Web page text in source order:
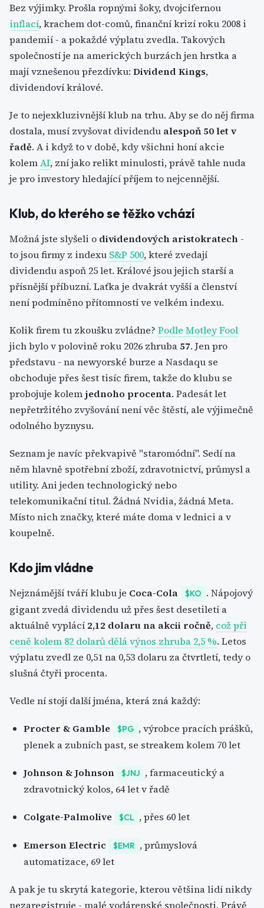
Bez výjimky. Prošla ropnými šoky, dvojcifernou
inflací, krachem dot-comů, finanční krizí roku 2008 i
pandemií - a pokaždé výplatu zvedla. Takových
společností je na amerických burzách jen hrstka a
mají vznešenou přezdívku: Dividend Kings,
dividendoví králové.
Je to nejexkluzivnější klub na trhu. Aby se do něj firma
dostala, musí zvyšovat dividendu alespoň 50 let v
řadě. A i když to v době, kdy všichni honí akcie
kolemAI, zní jako relikt minulosti, právě tahle nuda
je pro investory hledající příjem to nejcennější.
Klub, do kterého se těžko vchází
Možná jste slyšeli o dividendových aristokratech -
to jsou firmy z indexu S&P 500, které zvedají
dividendu aspoň 25 let. Králové jsou jejich starší a
přísnější příbuzní. Laťka je dvakrát vyšší a členství
není podmíněno přítomností ve velkém indexu.
Kolik firem tu zkoušku zvládne? Podle Motley Fool
jich bylo v polovině roku 2026 zhruba 57. Jen pro
představu - na newyorské burze a Nasdaqu se
obchoduje přes šest tisíc firem, takže do klubu se
probojuje kolemjednoho procenta. Padesát let
nepřetržitého zvyšování není věc štěstí, ale výjimečně
odolného byznysu.
Seznam je navíc překvapivě "staromódní". Sedí na
něm hlavně spotřební zboží, zdravotnictví, průmysl a
utility. Ani jeden technologický nebo
telekomunikační titul. Žádná Nvidia, žádná Meta.
Místo nich značky, které máte doma v lednici a v
koupelně.
Kdo jim vládne
Nejznámější tváří klubu je Coca-Cola $KO . Nápojový
gigant zvedá dividendu už přes šest desetiletí a
aktuálně vyplácí 2,12 dolaru na akcii ročně, což při
ceně kolem 82 dolarů dělá výnos zhruba 2,5 %. Letos
výplatu zvedl ze 0,51 na 0,53 dolaru za čtvrtletí, tedy o
slušná čtyři procenta.
Vedle ní stojí další jména, která zná každý:
Procter & Gamble $PG , výrobce pracích prášků,
plenek a zubních past, se streakem kolem 70 let
Johnson & Johnson $JNJ , farmaceutický a
zdravotnický kolos, 64 let v řadě
Colgate-Palmolive $CL , přes 60 let
Emerson Electric $EMR , průmyslová
automatizace, 69 let
A pak je tu skrytá kategorie, kterou většina lidí nikdy
nezaregistruje - malé vodárenské společnosti. Právě